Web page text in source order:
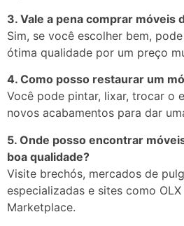
3. Vale a pena comprar móveis
Sim, se você escolher bem, pode
ótima qualidade por um preço
4. Como posso restaurar um
Você pode pintar, lixar, trocar o
novos acabamentos para dar
5. Onde posso encontrar
boa qualidade?
Visite brechós, mercados de
especializadas e sites como OLX
Marketplace.